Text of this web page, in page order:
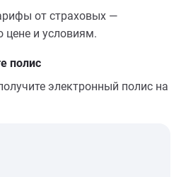
от страховых —
цене и условиям.
полис
электронный полис на